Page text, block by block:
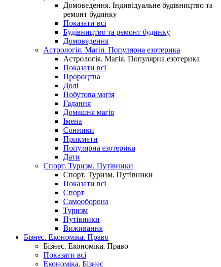
Домоведення. Індивідуальне будівництво та
ремонт будинку
Показати всі
Будівництво та ремонт будинку
Домоведення
Астрологія. Магія. Популярна езотерика
Астрологія. Магія. Популярна езотерика
Показати всі
Пророцтва
Долі
Побутова магія
Гадання
Домашня магія
Імена
Сонники
Прикмети
Популярна езотерика
Дати
Спорт. Туризм. Путівники
Спорт. Туризм. Путівники
Показати всі
Спорт
Самооборона
Туризм
Путівники
Виживання
Бізнес. Економіка. Право
Бізнес. Економіка. Право
Показати всі
Економіка. Бізнес